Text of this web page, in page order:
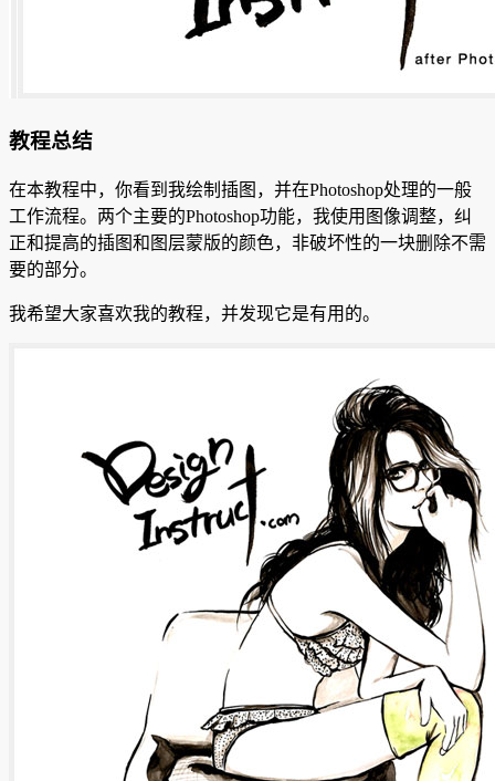
教程总结
在本教程中，你看到我绘制插图，并在Photoshop处理的一般
工作流程。 两个主要的Photoshop功能，我使用图像调整，纠
正和提高的插图和图层蒙版的颜色，非破坏性的一块删除不需
要的部分。
我希望大家喜欢我的教程，并发现它是有用的。